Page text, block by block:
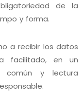
de la
y forma.
a recibir los datos
facilitado, en un
común y lectura